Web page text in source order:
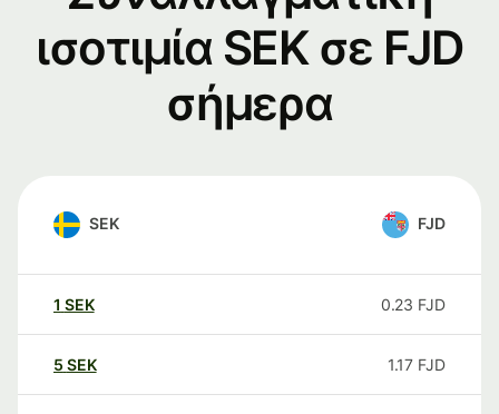
ισοτιμία SEK σε FJD
σήμερα
SEK FJD
1 SEK 0.23 FJD
5 SEK 1.17 FJD